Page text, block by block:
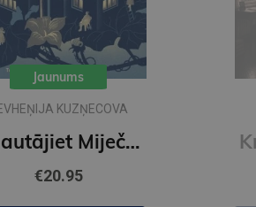
Jaunums
IKARS PIEBALGS
pasaule
€22.50